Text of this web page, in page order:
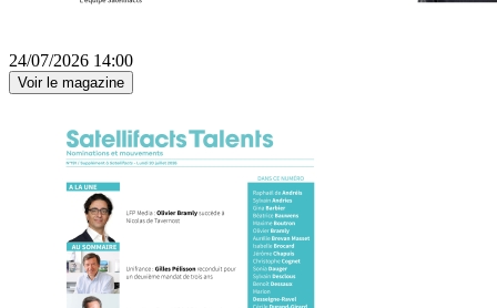
24/07/2026 14:00
Voir le magazine